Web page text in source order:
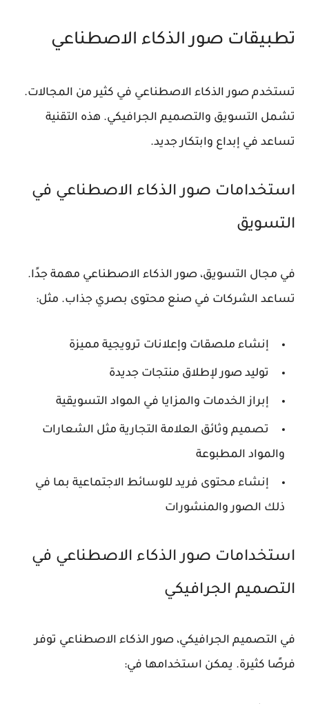
تطبيقات صور الذكاء الاصطناعي
تستخدم صور الذكاء الاصطناعي في كثير من المجالات.
تشمل التسويق والتصميم الجرافيكي. هذه التقنية
تساعد في إبداع وابتكار جديد.
استخدامات صور الذكاء الاصطناعي في
التسويق
في مجال التسويق، صور الذكاء الاصطناعي مهمة جدًا.
تساعد الشركات في صنع محتوى بصري جذاب. مثل:
إنشاء ملصقات وإعلانات ترويجية مميزة
توليد صور لإطلاق منتجات جديدة
إبراز الخدمات والمزايا في المواد التسويقية
تصميم وثائق العلامة التجارية مثل الشعارات
والمواد المطبوعة
إنشاء محتوى فريد للوسائط الاجتماعية بما في
ذلك الصور والمنشورات
استخدامات صور الذكاء الاصطناعي في
التصميم الجرافيكي
في التصميم الجرافيكي، صور الذكاء الاصطناعي توفر
فرصًا كثيرة. يمكن استخدامها في: